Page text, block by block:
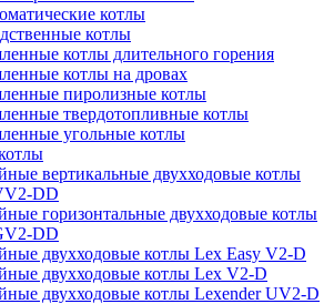
котлы
котлы
котлы длительного горения
котлы на дровах
пиролизные котлы
твердотопливные котлы
угольные котлы
вертикальные двухходовые котлы
DD
горизонтальные двухходовые котлы
DD
двухходовые котлы Lex Easy V2-D
двухходовые котлы Lex V2-D
двухходовые котлы Lexender UV2-D